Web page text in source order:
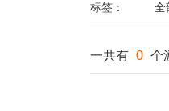
标签： 全
一共有 0 个